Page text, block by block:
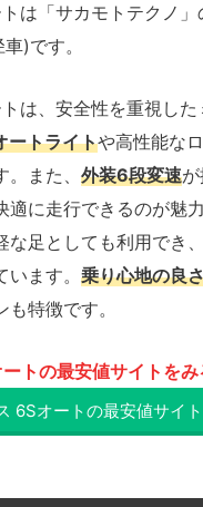
は「サカモトテクノ」
)です。
は、安全性を重視した
ートライトや高性能な
また、 外装6段変速
適に走行できるのが魅
な足としても利用でき
ます。 乗り心地の良
特徴です。
トの最安値サイトをみ
6Sオートの最安値サイ